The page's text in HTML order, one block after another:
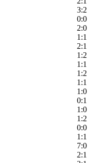
3:2
0:0
2:0
1:1
2:1
1:2
1:1
1:2
1:1
1:0
0:1
1:0
1:2
0:0
1:1
7:0
2:1